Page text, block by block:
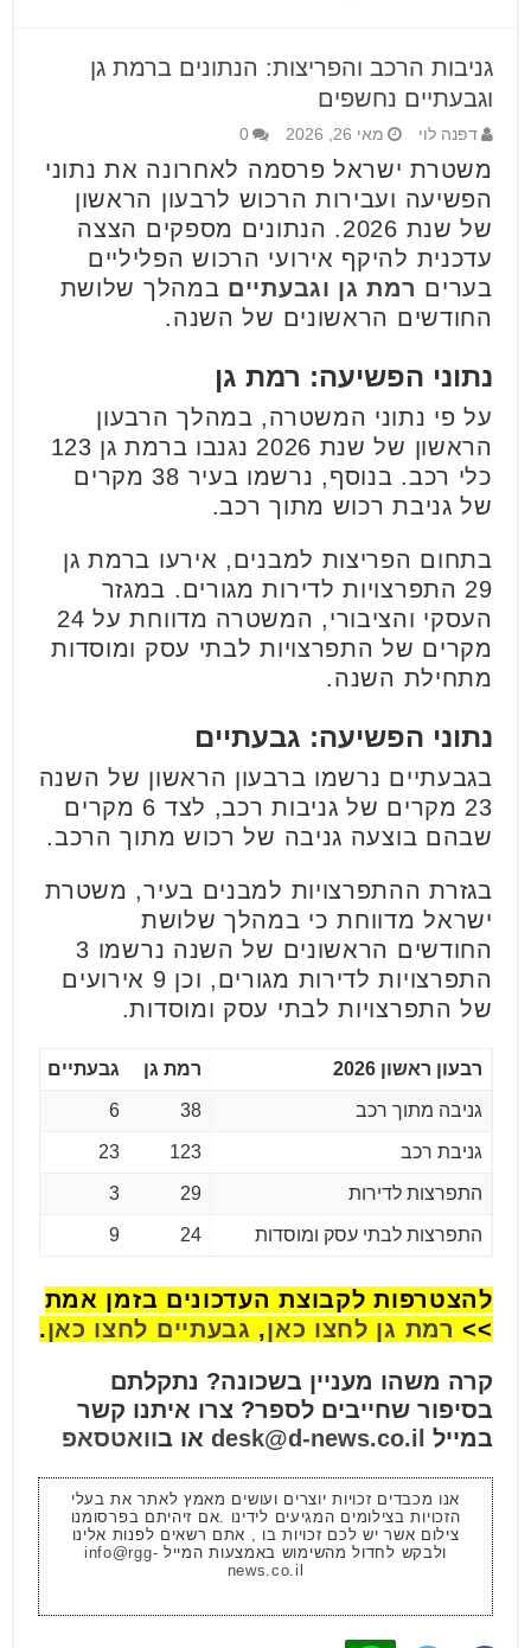
גניבות הרכב והפריצות: הנתונים ברמת גן
וגבעתיים נחשפים
דפנה לוי מאי 26, 2026 0
משטרת ישראל פרסמה לאחרונה את נתוני
הפשיעה ועבירות הרכוש לרבעון הראשון
של שנת 2026. הנתונים מספקים הצצה
עדכנית להיקף אירועי הרכוש הפליליים
בערים רמת גן וגבעתיים במהלך שלושת
החודשים הראשונים של השנה.
נתוני הפשיעה: רמת גן
על פי נתוני המשטרה, במהלך הרבעון
הראשון של שנת 2026 נגנבו ברמת גן 123
כלי רכב. בנוסף, נרשמו בעיר 38 מקרים
של גניבת רכוש מתוך רכב.
בתחום הפריצות למבנים, אירעו ברמת גן
29 התפרצויות לדירות מגורים. במגזר
העסקי והציבורי, המשטרה מדווחת על 24
מקרים של התפרצויות לבתי עסק ומוסדות
מתחילת השנה.
נתוני הפשיעה: גבעתיים
בגבעתיים נרשמו ברבעון הראשון של השנה
23 מקרים של גניבות רכב, לצד 6 מקרים
שבהם בוצעה גניבה של רכוש מתוך הרכב.
בגזרת ההתפרצויות למבנים בעיר, משטרת
ישראל מדווחת כי במהלך שלושת
החודשים הראשונים של השנה נרשמו 3
התפרצויות לדירות מגורים, וכן 9 אירועים
של התפרצויות לבתי עסק ומוסדות.
רבעון ראשון 2026 רמת גן גבעתיים
גניבה מתוך רכב 38
6
גניבת רכב 123
23
התפרצות לדירות 29
3
התפרצות לבתי עסק ומוסדות 24
9
להצטרפות לקבוצת העדכונים בזמן אמת
>> רמת גן לחצו כאן, גבעתיים לחצו כאן.
קרה משהו מעניין בשכונה? נתקלתם
בסיפור שחייבים לספר? צרו איתנו קשר
במייל desk@d-news.co.il או בוואטסאפ
אנו מכבדים זכויות יוצרים ועושים מאמץ לאתר את בעלי
הזכויות בצילומים המגיעים לידינו .אם זיהיתם בפרסומנו
צילום אשר יש לכם זכויות בו , אתם רשאים לפנות אלינו
ולבקש לחדול מהשימוש באמצעות המייל info@rgg-
news.co.il